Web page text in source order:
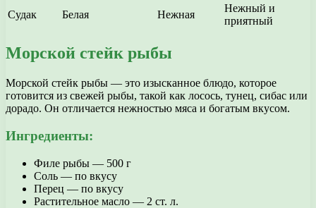
Судак
Белая Нежная
Нежный и
приятный
Морской стейк рыбы
Морской стейк рыбы — это изысканное блюдо, которое
готовится из свежей рыбы, такой как лосось, тунец, сибас или
дорадо. Он отличается нежностью мяса и богатым вкусом.
Ингредиенты:
Филе рыбы — 500 г
Соль — по вкусу
Перец — по вкусу
Растительное масло — 2 ст. л.